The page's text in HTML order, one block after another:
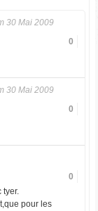
30 Mai 2009
0
30 Mai 2009
0
0
tyer.
pour les